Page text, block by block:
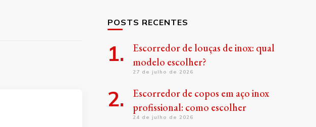
POSTS RECENTES
Escorredor de louças de inox: qual
modelo escolher?
27 de julho de 2026
Escorredor de copos em aço inox
profissional: como escolher
24 de julho de 2026